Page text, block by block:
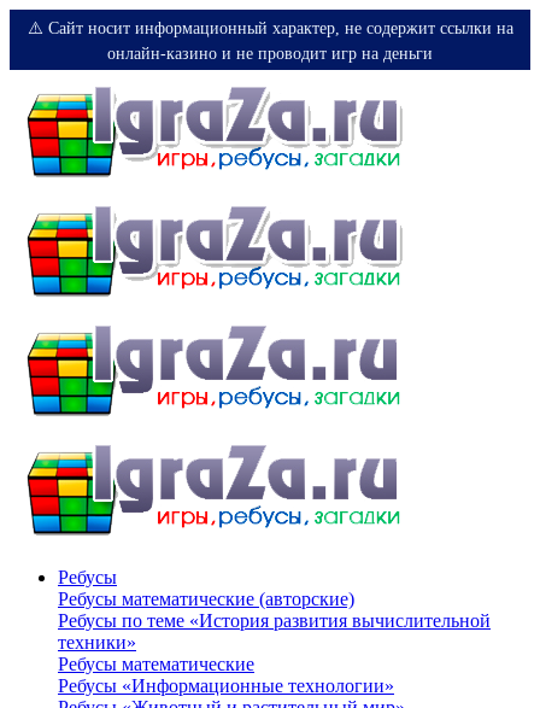
⚠️ Сайт носит информационный характер, не содержит ссылки на
онлайн-казино и не проводит игр на деньги
Ребусы
Ребусы математические (авторские)
Ребусы по теме «История развития вычислительной
техники»
Ребусы математические
Ребусы «Информационные технологии»